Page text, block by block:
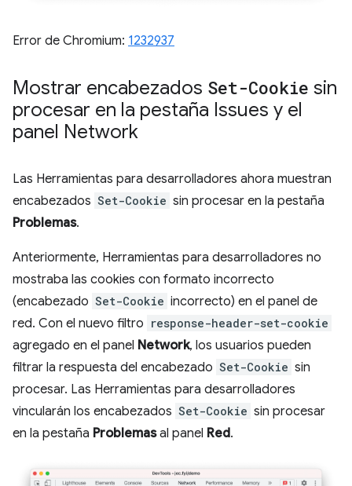
Error de Chromium: 1232937
Mostrar encabezados Set-Cookie sin
procesar en la pestaña Issues y el
panel Network
Las Herramientas para desarrolladores ahora muestran
encabezados Set-Cookie sin procesar en la pestaña
Problemas.
Anteriormente, Herramientas para desarrolladores no
mostraba las cookies con formato incorrecto
(encabezado Set-Cookie incorrecto) en el panel de
red. Con el nuevo filtro response-header-set-cookie
agregado en el panel Network, los usuarios pueden
filtrar la respuesta del encabezado Set-Cookie sin
procesar. Las Herramientas para desarrolladores
vincularán los encabezados Set-Cookie sin procesar
en la pestaña Problemasal panel Red.